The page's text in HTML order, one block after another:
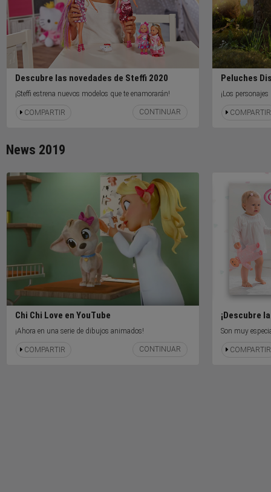
Descubre las novedades de Steffi 2020
¡Steffi estrena nuevos modelos que te enamorarán!
COMPARTIR CONTINUAR
Peluches
¡Los
COMPARTIR
News 2019
Chi Chi Love en YouTube
¡Ahora en una serie de dibujos animados!
COMPARTIR CONTINUAR
¡Descubre
Son muy
COMPARTIR